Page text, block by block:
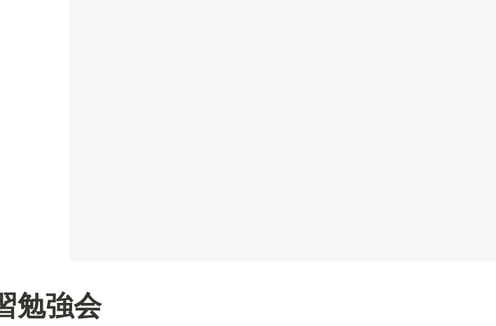
勉強会